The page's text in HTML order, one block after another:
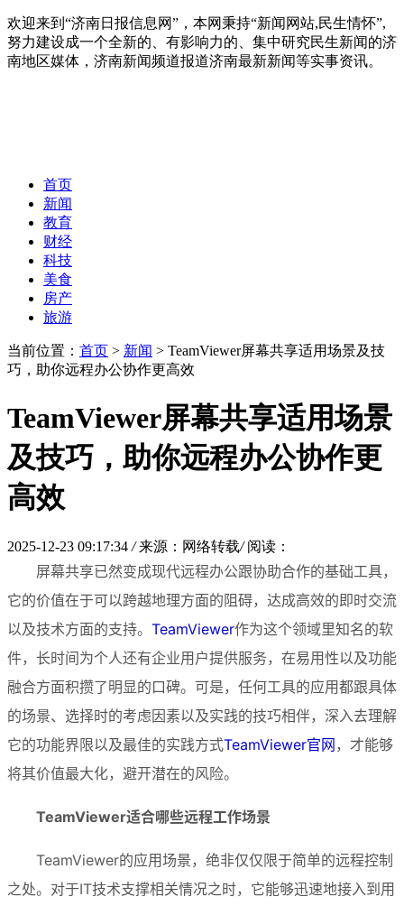
欢迎来到“济南日报信息网”，本网秉持“新闻网站,民生情怀”,
努力建设成一个全新的、有影响力的、集中研究民生新闻的济
南地区媒体，济南新闻频道报道济南最新新闻等实事资讯。
首页
新闻
教育
财经
科技
美食
房产
旅游
当前位置： 首页 > 新闻 > TeamViewer屏幕共享适用场景及技
巧，助你远程办公协作更高效
TeamViewer屏幕共享适用场景
及技巧，助你远程办公协作更
高效
2025-12-23 09:17:34 / 来源：网络转载/ 阅读：
屏幕共享已然变成现代远程办公跟协助合作的基础工具，
它的价值在于可以跨越地理方面的阻碍，达成高效的即时交流
以及技术方面的支持。 TeamViewer作为这个领域里知名的软
件，长时间为个人还有企业用户提供服务，在易用性以及功能
融合方面积攒了明显的口碑。可是，任何工具的应用都跟具体
的场景、选择时的考虑因素以及实践的技巧相伴，深入去理解
它的功能界限以及最佳的实践方式TeamViewer官网，才能够
将其价值最大化，避开潜在的风险。
TeamViewer适合哪些远程工作场景
TeamViewer的应用场景，绝非仅仅限于简单的远程控制
之处。对于IT技术支撑相关情况之时，它能够迅速地接入到用